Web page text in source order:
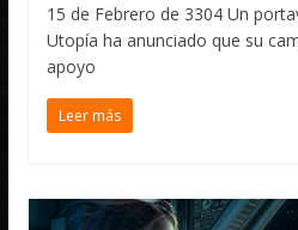
15 de Febrero de 3304 Un
Utopía ha anunciado que su
apoyo
Leer más